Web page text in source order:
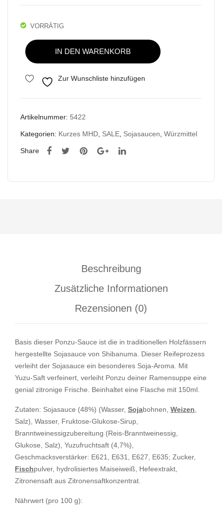
Glut
Tai
VORRÄTIG
Shibanuma
Ponzu
150ml
IN DEN WARENKORB
Zur Wunschliste hinzufügen
Artikelnummer: 5422
Kategorien: Kurzes MHD SALE Sojasaucen Würzmittel
Share
Beschreibung
Zusätzliche Informationen
Rezensionen (0)
Basis dieser Ponzu-Sauce ist die in traditionellen Holzfässern
hergestellte Sojasauce von Shibanuma. Dieser Reifeprozess
verleiht der Sojasauce ein besonderes Soja-Aroma. Mit
Yuzu-Saft verfeinert, verleiht Ponzu deiner Ramensuppe eine
genial zitronige Frische. Beinhaltet eine Flasche mit 150ml.
Zutaten: Sojasauce (48%) (Wasser, Sojabohnen, Weizen
Salz), Wasser, Fruktose-Glukose-Sirup,
Branntweinessigzubereitung (Reis-Branntweinessig,
Glukose, Salz), Yuzufruchtsaft (4,7%),
Geschmacksverstärker: E621, E631, E627, E635; Zucker,
Fischpulver, hydrolisiertes Maiseiweiß, Hefeextrakt,
Zitronensaft aus Zitronensaftkonzentrat.
Nährwert (pro 100 g):